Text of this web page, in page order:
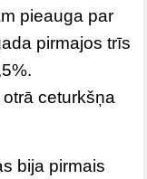
pieauga par
pirmajos trīs
ceturkšņa
bija pirmais